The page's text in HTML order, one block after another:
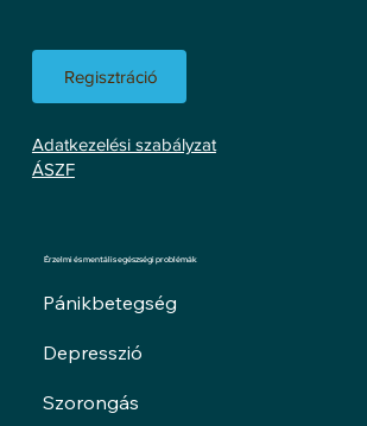
Regisztráció
Adatkezelési szabályzat
ÁSZF
Érzelmi és mentális egészségi problémák
Pánikbetegség
Depresszió
Szorongás